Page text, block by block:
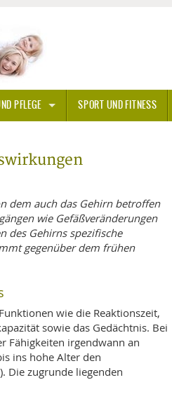
PFLEGE SPORT UND FITNESS
dem auch das Gehirn betroffen
wie Gefäßveränderungen
des Gehirns spezifische
gegenüber dem frühen
wie die Reaktionszeit,
sowie das Gedächtnis. Bei
Fähigkeiten irgendwann an
ins hohe Alter den
Die zugrunde liegenden